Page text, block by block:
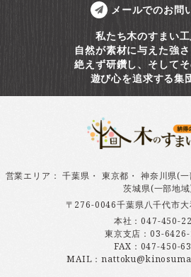
メールでのお問
私たち木のすまい工
自然が素材に与えた強
絶えず研鑽し、そして
遊び心を追求する集
営業エリア ：千葉県 ・ 東京都 ・ 神奈川県(
茨城県(一部地
〒276-0046千葉県八千代市
本社：047-450-
東京支店：03-
FAX：047-450-
MAIL：